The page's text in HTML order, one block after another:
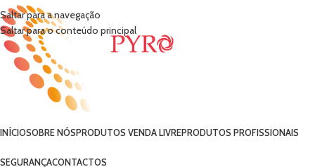
Saltar para a navegação
Saltar para o conteúdo principal
INÍCIOSOBRE NÓSPRODUTOS VENDA LIVREPRODUTOS PROFISSIONAIS
SEGURANÇACONTACTOS